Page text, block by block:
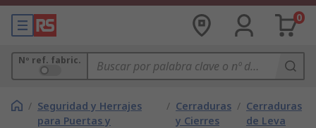
0
Nº ref. fabric.
/ Seguridad y Herrajes
para Puertas y
/ Cerraduras
y Cierres
/ Cerraduras
de Leva